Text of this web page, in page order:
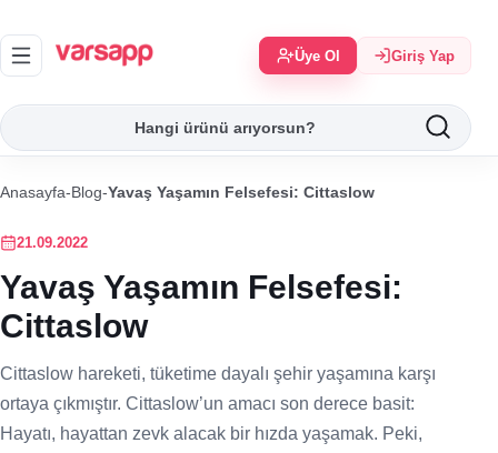
Üye Ol Giriş Yap
Anasayfa-Blog-Yavaş Yaşamın Felsefesi: Cittaslow
21.09.2022
Yavaş Yaşamın Felsefesi:
Cittaslow
Cittaslow hareketi, tüketime dayalı şehir yaşamına karşı
ortaya çıkmıştır. Cittaslow’un amacı son derece basit:
Hayatı, hayattan zevk alacak bir hızda yaşamak. Peki,